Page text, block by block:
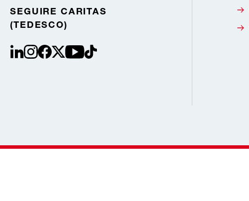
SEGUIRE CARITAS
(TEDESCO)
linkedininstagram
facebookTwitter / X
youtube
tiktok